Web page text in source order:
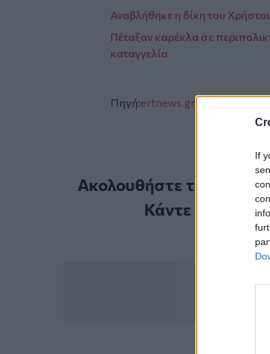
If
Αναβλήθηκε η δίκη του
Πέταξαν καρέκλα σε
καταγγελία
Πηγή:ertnews.gr
Ακολουθήστε το
Κάντε εγγραφή